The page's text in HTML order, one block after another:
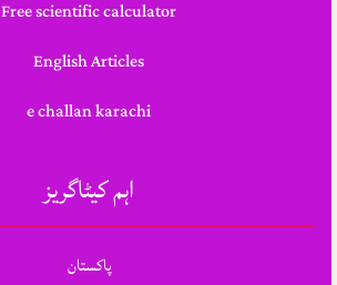
Free scientific calculator
English Articles
e challan karachi
اہم کیٹاگریز
پاکستان